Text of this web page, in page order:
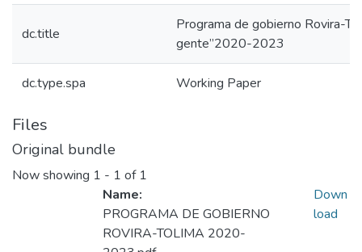
dc.title
Programa de gobierno Rovira-
gente”2020-2023
dc.type.spa Working Paper
Files
Original bundle
Now showing 1 - 1 of 1
Name:
PROGRAMA DE GOBIERNO
ROVIRA-TOLIMA 2020-
Down
load